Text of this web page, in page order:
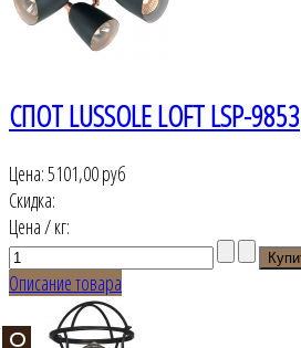
СПОТ LUSSOLE LOFT LSP-9853
Цена:5101,00 руб
Скидка:
Цена / кг:
Описание товара